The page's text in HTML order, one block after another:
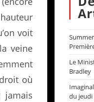
voit
veine
où
jamais
Le
Bradley
du jeudi